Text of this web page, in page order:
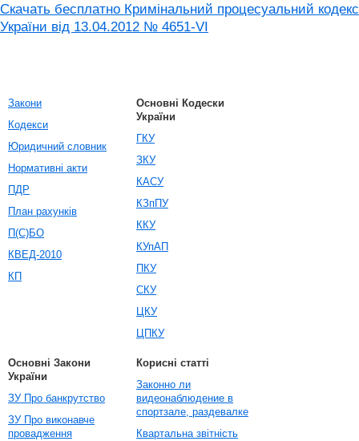
Скачать бесплатно Кримінальний процесуальний кодекс
України від 13.04.2012 № 4651-VI
Закони
Кодекси
Юридичний словник
Нормативні акти
ПДР
План рахунків
П(С)БО
КВЕД-2010
КП
Основні Кодески
України
ГКУ
ЗКУ
КАСУ
КЗпПУ
ККУ
КУпАП
ПКУ
СКУ
ЦКУ
ЦПКУ
Основні Закони
України
ЗУ Про банкрутство
ЗУ Про виконавче
провадження
Корисні статті
Законно ли
видеонаблюдение в
спортзале, раздевалке
Квартальна звітність